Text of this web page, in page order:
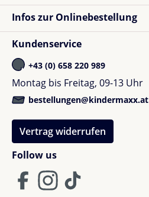
Follow us
Infos zur Onlinebestellung
Kundenservice
+43 (0) 658 220 989
Montag bis Freitag, 09-13 Uhr
bestellungen@kindermaxx.at
Vertrag widerrufen